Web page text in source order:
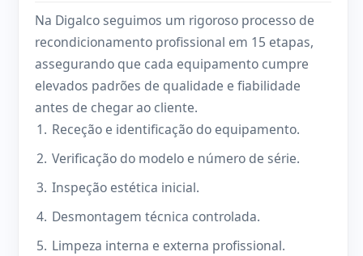
Na Digalco seguimos um rigoroso processo de
recondicionamento profissional em 15 etapas,
assegurando que cada equipamento cumpre
elevados padrões de qualidade e fiabilidade
antes de chegar ao cliente.
Receção e identificação do equipamento.
Verificação do modelo e número de série.
Inspeção estética inicial.
Desmontagem técnica controlada.
Limpeza interna e externa profissional.